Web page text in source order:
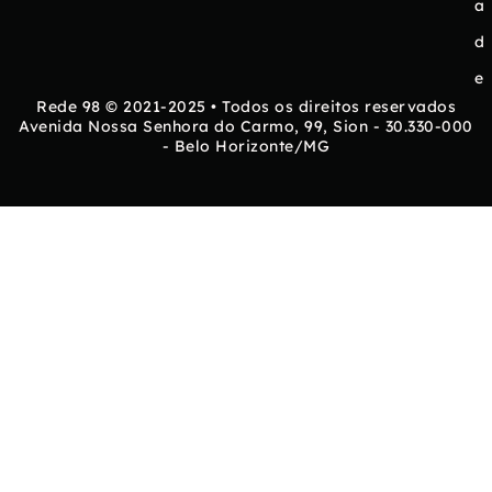
a
d
e
Rede 98 © 2021-2025 • Todos os direitos reservados
Avenida Nossa Senhora do Carmo, 99, Sion - 30.330-000
- Belo Horizonte/MG